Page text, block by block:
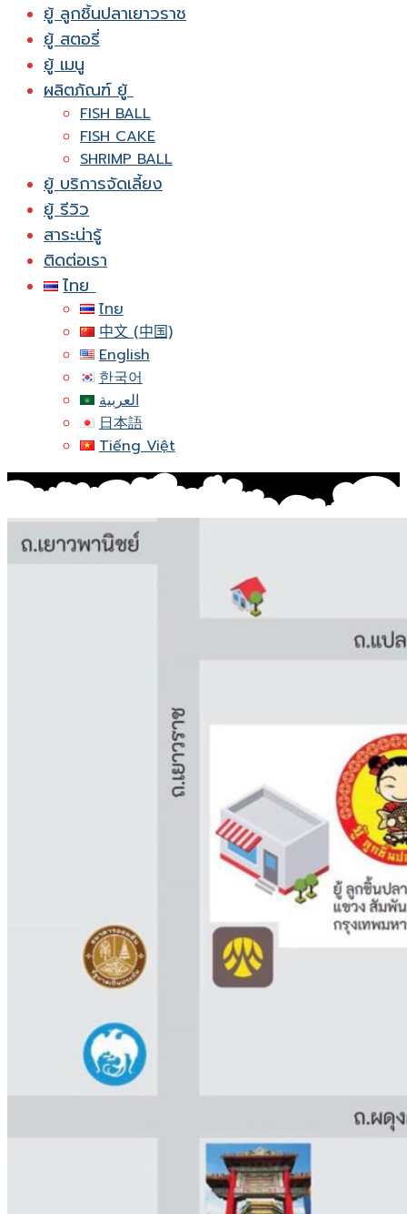
ยู้ ลูกชิ้นปลาเยาวราช
ยู้ สตอรี่
ยู้ เมนู
ผลิตภัณฑ์ ยู้
FISH BALL
FISH CAKE
SHRIMP BALL
ยู้ บริการจัดเลี้ยง
ยู้ รีวิว
สาระน่ารู้
ติดต่อเรา
ไทย
ไทย
中文 (中国)
English
한국어
العربية
日本語
Tiếng Việt